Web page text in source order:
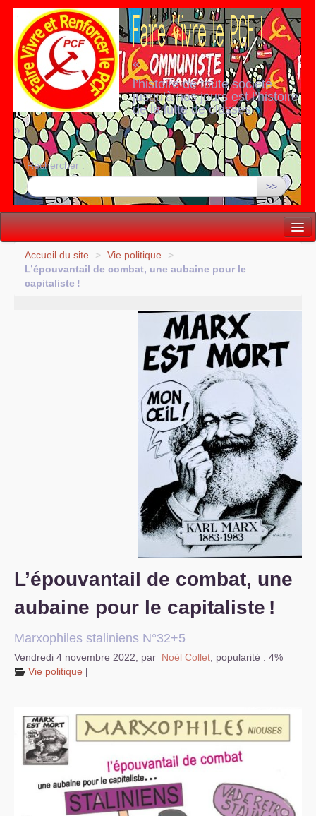
«
l’histoire de toute société
jusqu’à nos jours est l’histoire
de la lutte de classes
»
Rechercher :
>>
Vie politique
Lutter, Unir...
Accueil du site > Vie politique
>
L’épouvantail de combat, une aubaine pour le
capitaliste !
L’épouvantail de combat, une
aubaine pour le capitaliste !
Marxophiles staliniens N°32+5
Vendredi 4 novembre 2022 par Noël Collet popularité : 4%
Vie politique |